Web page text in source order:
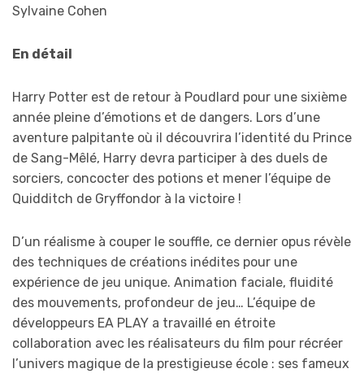
Sylvaine Cohen
En détail
Harry Potter est de retour à Poudlard pour une sixième
année pleine d’émotions et de dangers. Lors d’une
aventure palpitante où il découvrira l’identité du Prince
de Sang-Mêlé, Harry devra participer à des duels de
sorciers, concocter des potions et mener l’équipe de
Quidditch de Gryffondor à la victoire !
D’un réalisme à couper le souffle, ce dernier opus révèle
des techniques de créations inédites pour une
expérience de jeu unique. Animation faciale, fluidité
des mouvements, profondeur de jeu… L’équipe de
développeurs EA PLAY a travaillé en étroite
collaboration avec les réalisateurs du film pour récréer
l’univers magique de la prestigieuse école : ses fameux